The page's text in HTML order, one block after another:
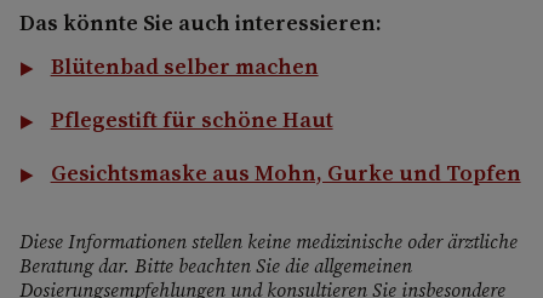
Das könnte Sie auch interessieren:
Blütenbad selber machen
Pflegestift für schöne Haut
Gesichtsmaske aus Mohn, Gurke und Topfen
Diese Informationen stellen keine medizinische oder ärztliche
Beratung dar. Bitte beachten Sie die allgemeinen
Dosierungsempfehlungen und konsultieren Sie insbesondere